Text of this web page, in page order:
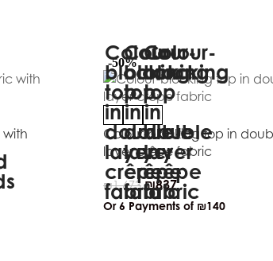
with
-50%
Colour-blocking top in
layer crêpe fabric
₪1,673 ₪837
Or 6 Payments of ₪140